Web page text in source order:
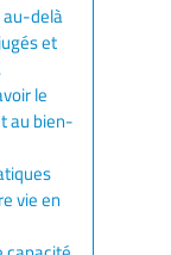
au-delà
et
le
au bien-
vie en